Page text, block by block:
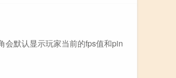
会默认显示玩家当前的fps值和pin